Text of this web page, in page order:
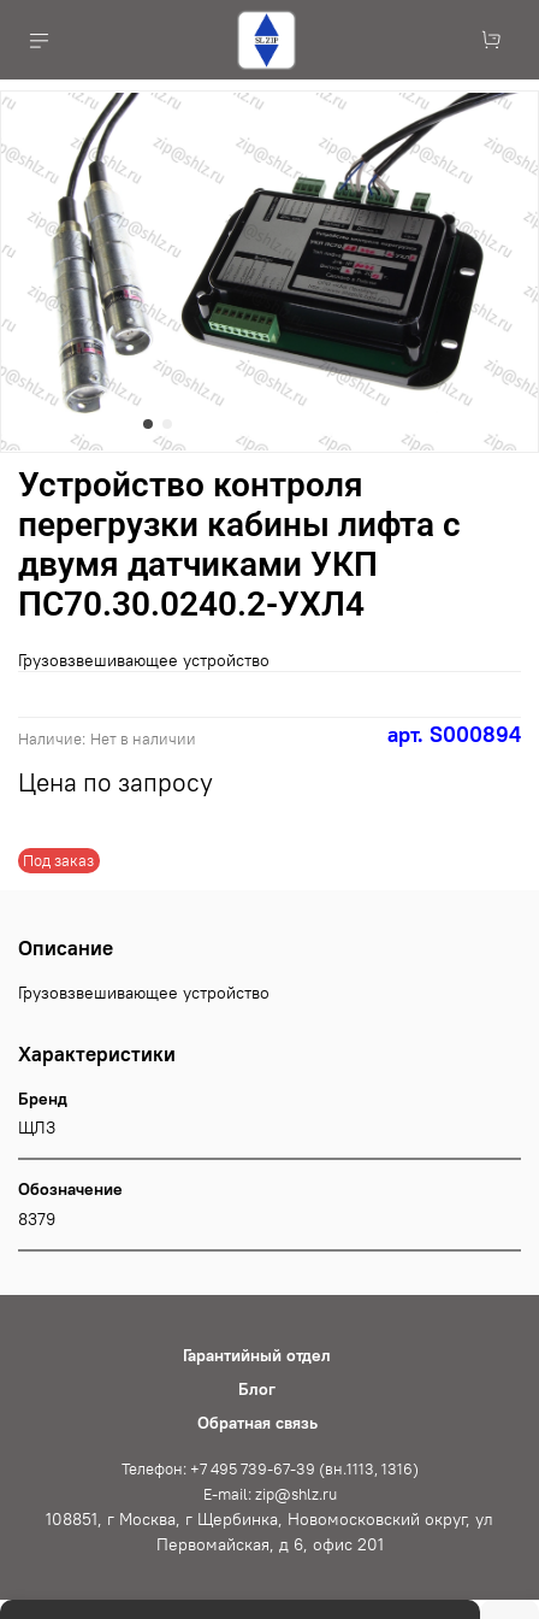
арт. S000894
Наличие: Нет в наличии
Под заказ
Устройство контроля
перегрузки кабины лифта с
двумя датчиками УКП
ПС70.30.0240.2-УХЛ4
Цена по запросу
Грузовзвешивающее устройство
Описание
Грузовзвешивающее устройство
Характеристики
Бренд
ЩЛЗ
Обозначение
8379
Гарантийный отдел
Блог
Обратная связь
Телефон: +7 495 739-67-39 (вн.1113, 1316)
E-mail: zip@shlz.ru
108851, г Москва, г Щербинка, Новомосковский округ, ул
Первомайская, д 6, офис 201